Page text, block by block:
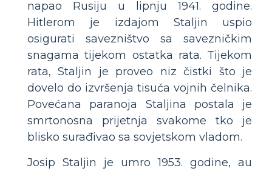
napao Rusiju u lipnju 1941. godine.
Hitlerom je izdajom Staljin uspio
osigurati savezništvo sa savezničkim
snagama tijekom ostatka rata. Tijekom
rata, Staljin je proveo niz čistki što je
dovelo do izvršenja tisuća vojnih čelnika.
Povećana paranoja Staljina postala je
smrtonosna prijetnja svakome tko je
blisko surađivao sa sovjetskom vladom.
Josip Staljin je umro 1953. godine, au